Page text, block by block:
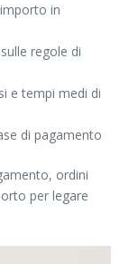
in
regole di
e tempi medi di
di pagamento
ordini
per legare